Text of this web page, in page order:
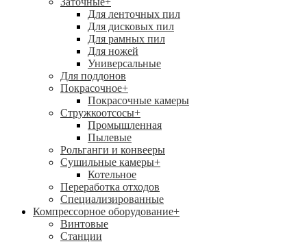
Для ленточных пил
Для дисковых пил
Для рамных пил
Для ножей
Универсальные
Для поддонов
Покрасочное+
Покрасочные камеры
Стружкоотсосы+
Промышленная
Пылевые
Рольганги и конвееры
Сушильные камеры+
Котельное
Переработка отходов
Специализированные
Компрессорное оборудование+
Винтовые
Станции